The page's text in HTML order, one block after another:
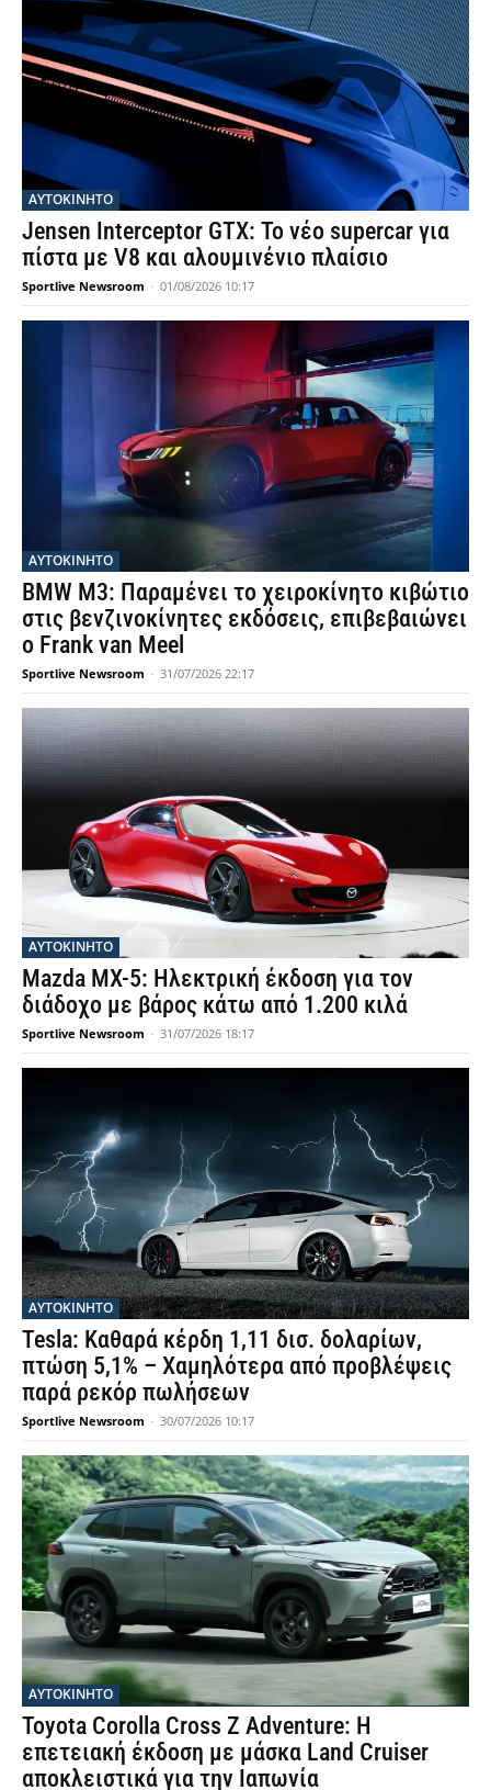
ΑΥΤΟΚΙΝΗΤΟ
Jensen Interceptor GTX: Το νέο supercar για
πίστα με V8 και αλουμινένιο πλαίσιο
Sportlive Newsroom - 01/08/2026 10:17
ΑΥΤΟΚΙΝΗΤΟ
BMW M3: Παραμένει το χειροκίνητο κιβώτιο
στις βενζινοκίνητες εκδόσεις, επιβεβαιώνει
ο Frank van Meel
Sportlive Newsroom - 31/07/2026 22:17
ΑΥΤΟΚΙΝΗΤΟ
Mazda MX-5: Ηλεκτρική έκδοση για τον
διάδοχο με βάρος κάτω από 1.200 κιλά
Sportlive Newsroom - 31/07/2026 18:17
ΑΥΤΟΚΙΝΗΤΟ
Tesla: Καθαρά κέρδη 1,11 δισ. δολαρίων,
πτώση 5,1% – Χαμηλότερα από προβλέψεις
παρά ρεκόρ πωλήσεων
Sportlive Newsroom - 30/07/2026 10:17
ΑΥΤΟΚΙΝΗΤΟ
Toyota Corolla Cross Z Adventure: Η
επετειακή έκδοση με μάσκα Land Cruiser
αποκλειστικά για την Ιαπωνία